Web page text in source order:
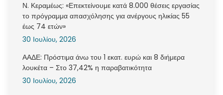
Ν. Κεραμέως: «Επεκτείνουμε κατά 8.000 θέσεις εργασίας
το πρόγραμμα απασχόλησης για ανέργους ηλικίας 55
έως 74 ετών»
30 Ιουλίου, 2026
ΑΑΔΕ: Πρόστιμα άνω του 1 εκατ. ευρώ και 8 διήμερα
λουκέτα – Στο 37,42% η παραβατικότητα
30 Ιουλίου, 2026